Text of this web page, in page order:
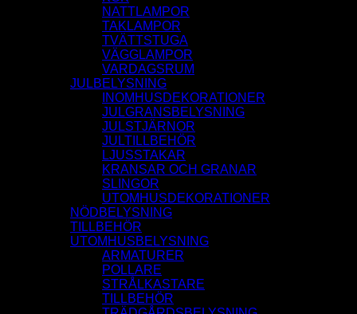
NATTLAMPOR
TAKLAMPOR
TVÄTTSTUGA
VÄGGLAMPOR
VARDAGSRUM
JULBELYSNING
INOMHUSDEKORATIONER
JULGRANSBELYSNING
JULSTJÄRNOR
JULTILLBEHÖR
LJUSSTAKAR
KRANSAR OCH GRANAR
SLINGOR
UTOMHUSDEKORATIONER
NÖDBELYSNING
TILLBEHÖR
UTOMHUSBELYSNING
ARMATURER
POLLARE
STRÅLKASTARE
TILLBEHÖR